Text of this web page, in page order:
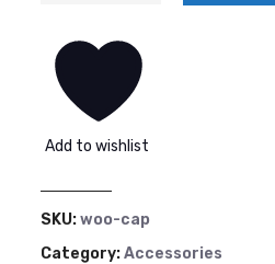
Add to wishlist
SKU:woo-cap
Category:Accessories